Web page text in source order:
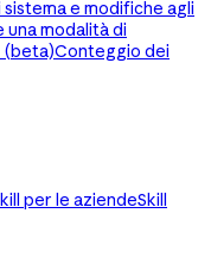
sistema e modifiche agli
una modalità di
(beta)Conteggio dei
per le aziendeSkill